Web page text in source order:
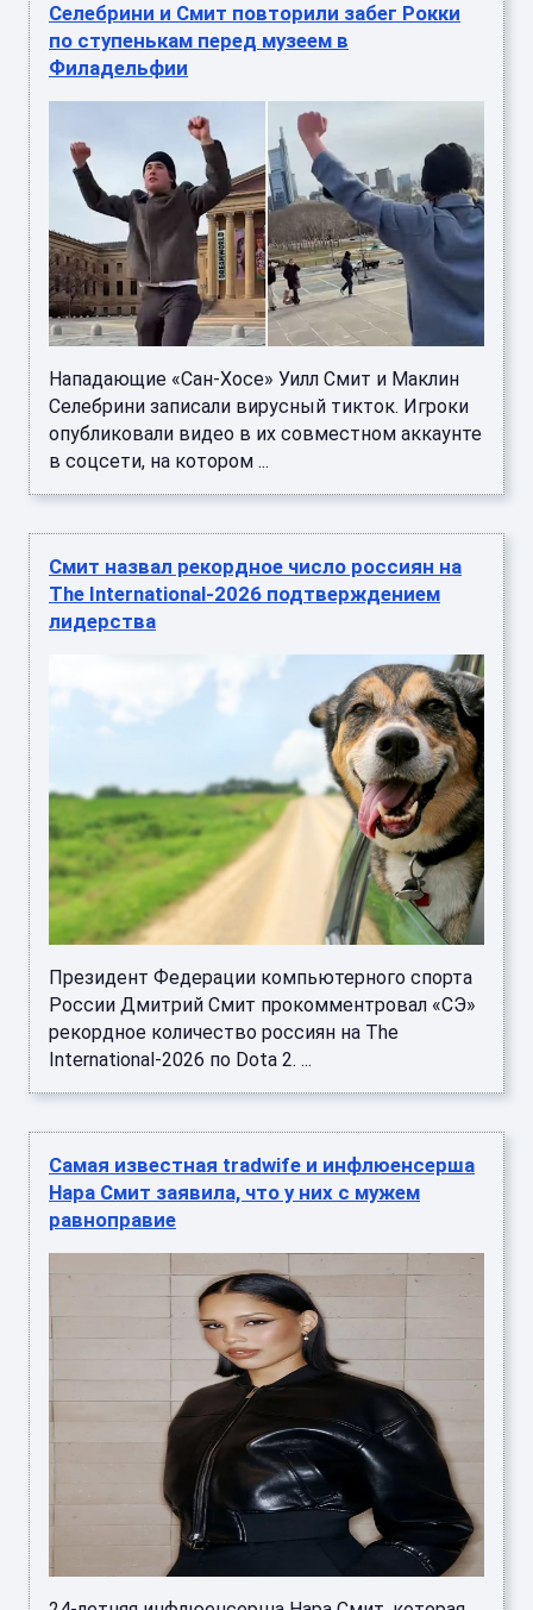
Селебрини и Смит повторили забег Рокки
по ступенькам перед музеем в
Филадельфии
Нападающие «Сан-Хосе» Уилл Смит и Маклин
Селебрини записали вирусный тикток. Игроки
опубликовали видео в их совместном аккаунте
в соцсети, на котором ...
Смит назвал рекордное число россиян на
The International-2026 подтверждением
лидерства
Президент Федерации компьютерного спорта
России Дмитрий Смит прокомментровал «СЭ»
рекордное количество россиян на The
International-2026 по Dota 2. ...
Самая известная tradwife и инфлюенсерша
Нара Смит заявила, что у них с мужем
равноправие